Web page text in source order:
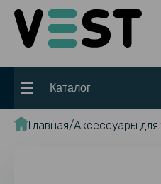
Каталог
Главная Аксессуары